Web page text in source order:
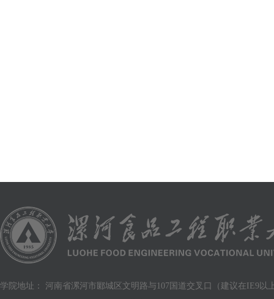
学院地址： 河南省漯河市郾城区文明路与107国道交叉口（建议在IE9以